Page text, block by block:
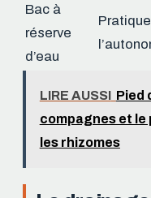
Bac à
réserve
d’eau
LIRE AUSSI Pied
compagnes et le
les rhizomes